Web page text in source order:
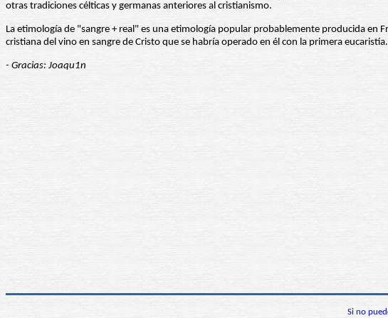
otras tradiciones célticas y germanas anteriores al cristianismo.
La etimología de "sangre + real" es una etimología popular probablemente producida en
cristiana del vino en sangre de Cristo que se habría operado en él con la primera eucaristía.
- Gracias: Joaqu1n
Si no